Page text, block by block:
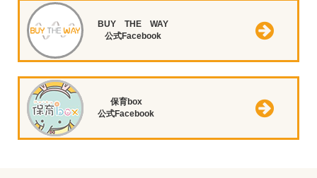
BUY THE WAY
公式Facebook
保育box
公式Facebook